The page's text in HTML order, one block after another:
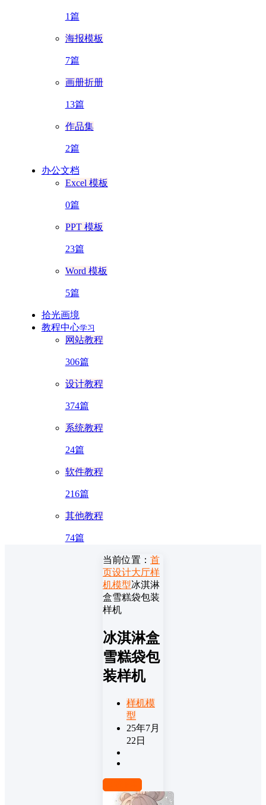
1篇
海报模板
7篇
画册折册
13篇
作品集
2篇
办公文档
Excel 模板
0篇
PPT 模板
23篇
Word 模板
5篇
拾光画境
教程中心学习
网站教程
306篇
设计教程
374篇
系统教程
24篇
软件教程
216篇
其他教程
74篇
当前位置： 首
页设计大厅样
机模型冰淇淋
盒雪糕袋包装
样机
冰淇淋盒
雪糕袋包
装样机
样机模
型
25年7月
22日